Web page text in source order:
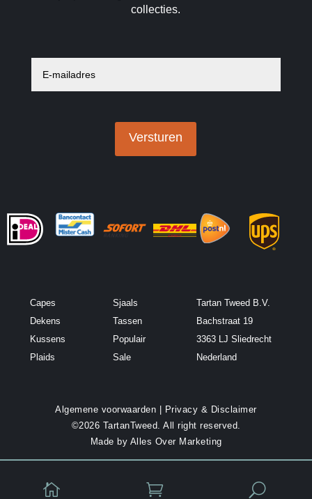
collecties.
E-
Versturen
Capes
Dekens
Kussens
Plaids
Sjaals
Tassen
Populair
Sale
Tartan Tweed B.V.
Bachstraat 19
3363 LJ Sliedrecht
Nederland
  U
Algemene voorwaarden | Privacy & Disclaimer
©2026 TartanTweed. All right reserved.
Made by Alles Over Marketing